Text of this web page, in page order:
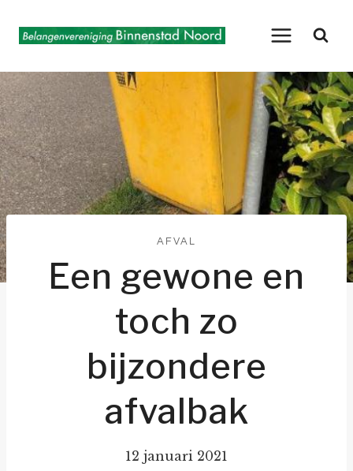
naar
AFVAL
Een gewone en
toch zo
bijzondere
afvalbak
12 januari 2021